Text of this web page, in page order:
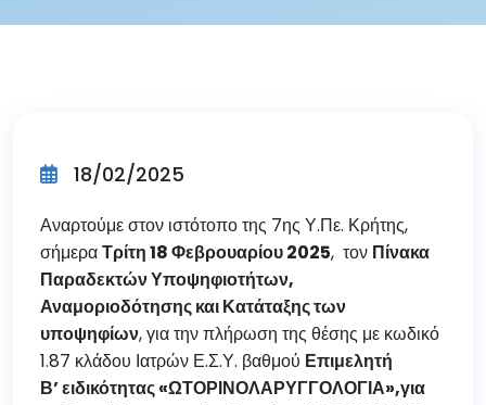
18/02/2025
Αναρτούμε στον ιστότοπο της 7ης Υ.Πε. Κρήτης,
σήμεραΤρίτη 18 Φεβρουαρίου 2025, τον Πίνακα
Παραδεκτών Υποψηφιοτήτων,
Αναμοριοδότησης και Κατάταξης των
υποψηφίων, για την πλήρωση της θέσης με κωδικό
1.87 κλάδου Ιατρών Ε.Σ.Υ. βαθμού Επιμελητή
Β’ειδικότητας «ΩΤΟΡΙΝΟΛΑΡΥΓΓΟΛΟΓΙΑ»,για